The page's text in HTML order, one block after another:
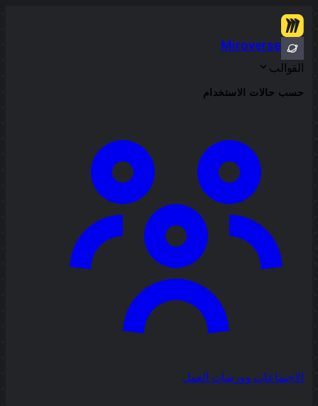
Miroverse
القوالب
حسب حالات الاستخدام
الاجتماعات وورشات العمل